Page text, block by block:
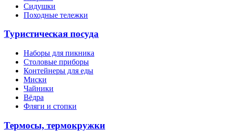
Сидушки
Походные тележки
Туристическая посуда
Наборы для пикника
Столовые приборы
Контейнеры для еды
Миски
Чайники
Вёдра
Фляги и стопки
Термосы, термокружки